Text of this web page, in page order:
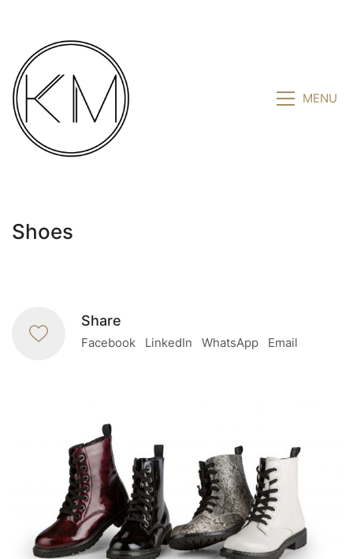
MENU
Shoes
Share
Facebook LinkedIn WhatsApp Email